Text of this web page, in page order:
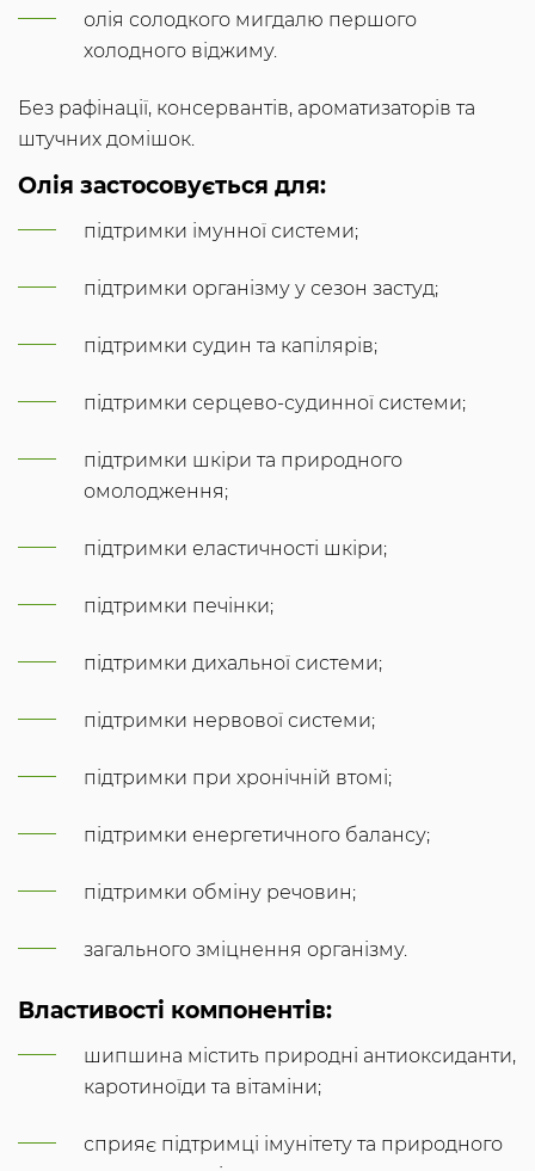
олія солодкого мигдалю першого
холодного віджиму.
Без рафінації, консервантів, ароматизаторів та
штучних домішок.
Олія застосовується для:
підтримки імунної системи;
підтримки організму у сезон застуд;
підтримки судин та капілярів;
підтримки серцево-судинної системи;
підтримки шкіри та природного
омолодження;
підтримки еластичності шкіри;
підтримки печінки;
підтримки дихальної системи;
підтримки нервової системи;
підтримки при хронічній втомі;
підтримки енергетичного балансу;
підтримки обміну речовин;
загального зміцнення організму.
Властивості компонентів:
шипшина містить природні антиоксиданти,
каротиноїди та вітаміни;
сприяє підтримці імунітету та природного